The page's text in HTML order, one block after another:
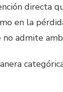
directa
en la
no admite